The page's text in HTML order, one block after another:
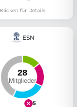
Klicken für Details
ESN
5